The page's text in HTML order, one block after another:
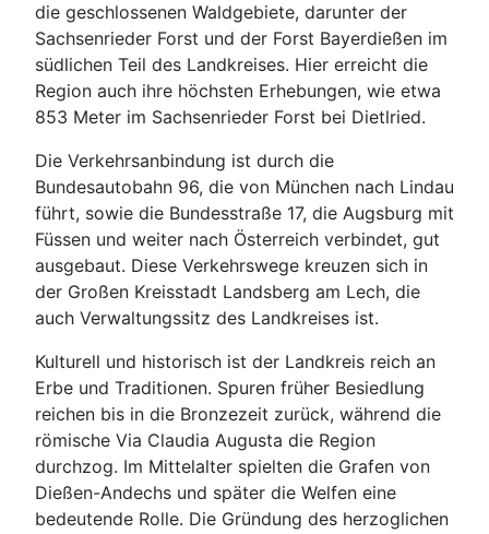
die geschlossenen Waldgebiete, darunter der
Sachsenrieder Forst und der Forst Bayerdießen im
südlichen Teil des Landkreises. Hier erreicht die
Region auch ihre höchsten Erhebungen, wie etwa
853 Meter im Sachsenrieder Forst bei Dietlried.
Die Verkehrsanbindung ist durch die
Bundesautobahn 96, die von München nach Lindau
führt, sowie die Bundesstraße 17, die Augsburg mit
Füssen und weiter nach Österreich verbindet, gut
ausgebaut. Diese Verkehrswege kreuzen sich in
der Großen Kreisstadt Landsberg am Lech, die
auch Verwaltungssitz des Landkreises ist.
Kulturell und historisch ist der Landkreis reich an
Erbe und Traditionen. Spuren früher Besiedlung
reichen bis in die Bronzezeit zurück, während die
römische Via Claudia Augusta die Region
durchzog. Im Mittelalter spielten die Grafen von
Dießen-Andechs und später die Welfen eine
bedeutende Rolle. Die Gründung des herzoglichen